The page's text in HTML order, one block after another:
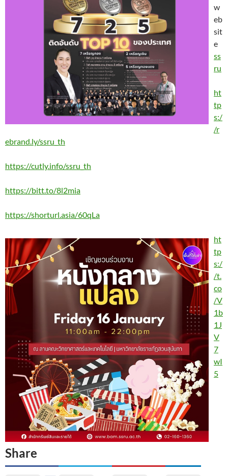
w
eb
sit
e
ss
ru
ht
tp
s:/
/r
ebrand.ly/ssru_th
https://cutly.info/ssru_th
https://bitt.to/8l2mia
https://shorturl.asia/60qLa
ht
tp
s:/
/t.
co
/V
1b
1J
V
7
wI
5
Share